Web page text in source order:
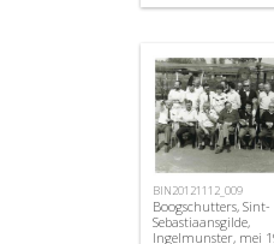
BIN20121112_009
Boogschutters, Sint-
Sebastiaansgilde,
Ingelmunster, mei